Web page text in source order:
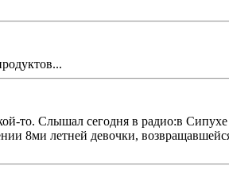
Слышал сегодня в радио:в Сипухе
8ми летней девочки,